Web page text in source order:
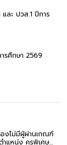
ละ ปวส.1 ปีการ
รศึกษา 2569
งไม่มีผู้ผ่านเกณฑ์
ำแหน่ง ครูพิเศษ